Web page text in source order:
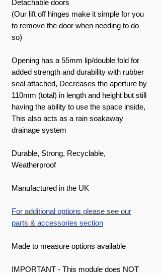
Detachable doors
(Our lift off hinges make it simple for you
to remove the door when needing to do
so)
Opening has a 55mm lip/double fold for
added strength and durability with rubber
seal attached, Decreases the aperture by
110mm (total) in length and height but still
having the ability to use the space inside,
This also acts as a rain soakaway
drainage system
Durable, Strong, Recyclable,
Weatherproof
Manufactured in the UK
For additional options please see our
parts & accessories section
Made to measure options available
IMPORTANT - This module does NOT